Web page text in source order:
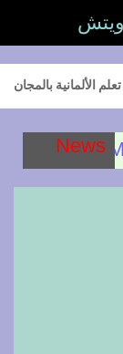
تعلم الألمانية بالمجان
News